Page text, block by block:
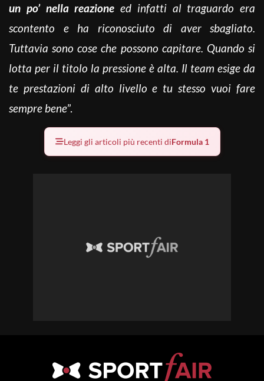
un po’ nella reazione ed infatti al traguardo era
scontento e ha riconosciuto di aver sbagliato.
Tuttavia sono cose che possono capitare. Quando si
lotta per il titolo la pressione è alta. Il team esige da
te prestazioni di alto livello e tu stesso vuoi fare
sempre bene”.
Leggi gli articoli più recenti diFormula 1